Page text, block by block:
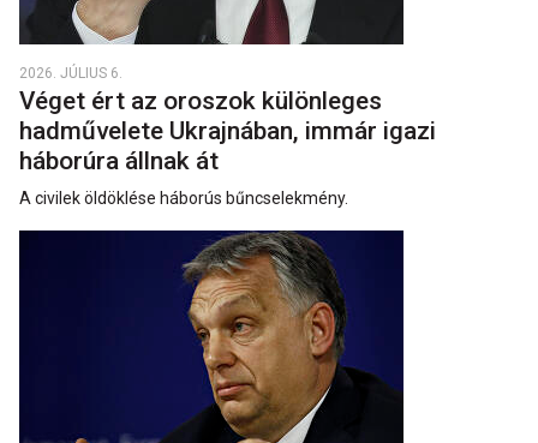
2026. JÚLIUS 6.
Véget ért az oroszok különleges
hadművelete Ukrajnában, immár igazi
háborúra állnak át
A civilek öldöklése háborús bűncselekmény.